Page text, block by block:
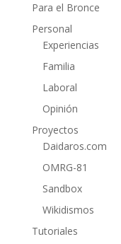
Para el Bronce
Personal
Experiencias
Familia
Laboral
Opinión
Proyectos
Daidaros.com
OMRG-81
Sandbox
Wikidismos
Tutoriales